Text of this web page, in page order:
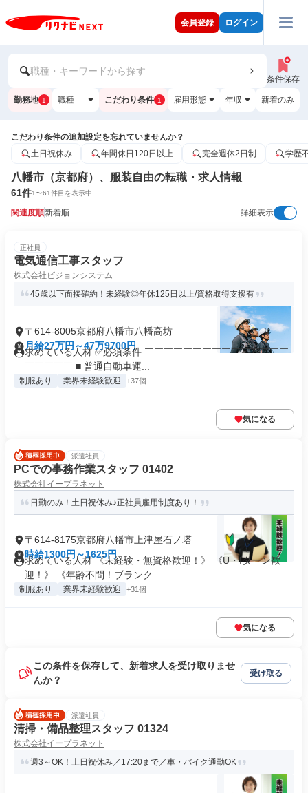
会員登録 ログイン
職種・キーワードから探す
条件保存
勤務地 1 職種 こだわり条件 1 雇用形態 年収 新着のみ
こだわり条件の追加設定を忘れていませんか？
土日祝休み
年間休日120日以上 完全週休2日制 学歴
八幡市（京都府）、服装自由の転職・求人情報
61件1〜61件目を表示中
関連度順新着順 詳細表示
正社員
電気通信工事スタッフ
株式会社ビジョンシステム
45歳以下面接確約！未経験◎年休125日以上/資格取得支援有
〒614-8005京都府八幡市八幡高坊
月給27万円～47万9700円
求めている人材 ✅必須条件 ￣￣￣￣￣￣￣￣￣￣￣￣￣￣￣
￣￣￣￣￣ ■ 普通自動車運...
制服あり 業界未経験歓迎 +37個
気になる
派遣社員
PCでの事務作業スタッフ 01402
株式会社イープラネット
日勤のみ！土日祝休み♪正社員雇用制度あり！
〒614-8175京都府八幡市上津屋石ノ塔
時給1300円～1625円
求めている人材 《未経験・無資格歓迎！》 《U・Iターン歓
迎！》 《年齢不問！ブランク...
制服あり 業界未経験歓迎 +31個
気になる
この条件を保存して、新着求人を受け取りませ
んか？
受け取る
派遣社員
清掃・備品整理スタッフ 01324
株式会社イープラネット
週3～OK！土日祝休み／17:20まで／車・バイク通勤OK